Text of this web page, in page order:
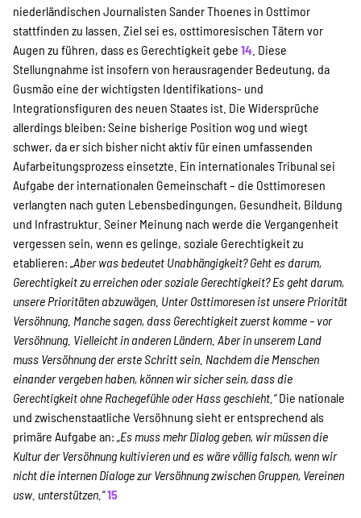
niederländischen Journalisten Sander Thoenes in Osttimor
stattfinden zu lassen. Ziel sei es, osttimoresischen Tätern vor
Augen zu führen, dass es Gerechtigkeit gebe 14 . Diese
Stellungnahme ist insofern von herausragender Bedeutung, da
Gusmão eine der wichtigsten Identifikations- und
Integrationsfiguren des neuen Staates ist. Die Widersprüche
allerdings bleiben: Seine bisherige Position wog und wiegt
schwer, da er sich bisher nicht aktiv für einen umfassenden
Aufarbeitungsprozess einsetzte. Ein internationales Tribunal sei
Aufgabe der internationalen Gemeinschaft – die Osttimoresen
verlangten nach guten Lebensbedingungen, Gesundheit, Bildung
und Infrastruktur. Seiner Meinung nach werde die Vergangenheit
vergessen sein, wenn es gelinge, soziale Gerechtigkeit zu
etablieren: „Aber was bedeutet Unabhängigkeit? Geht es darum,
Gerechtigkeit zu erreichen oder soziale Gerechtigkeit? Es geht darum,
unsere Prioritäten abzuwägen. Unter Osttimoresen ist unsere Priorität
Versöhnung. Manche sagen, dass Gerechtigkeit zuerst komme – vor
Versöhnung. Vielleicht in anderen Ländern. Aber in unserem Land
muss Versöhnung der erste Schritt sein. Nachdem die Menschen
einander vergeben haben, können wir sicher sein, dass die
Gerechtigkeit ohne Rachegefühle oder Hass geschieht.“Die nationale
und zwischenstaatliche Versöhnung sieht er entsprechend als
primäre Aufgabe an: „Es muss mehr Dialog geben, wir müssen die
Kultur der Versöhnung kultivieren und es wäre völlig falsch, wenn wir
nicht die internen Dialoge zur Versöhnung zwischen Gruppen, Vereinen
usw. unterstützen.“15